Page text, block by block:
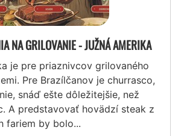
NA GRILOVANIE - JUŽNÁ AMERIKA
je pre priaznivcov grilovaného
Pre Brazílčanov je churrasco,
snáď ešte dôležitejšie, než
A predstavovať hovädzí steak z
fariem by bolo...